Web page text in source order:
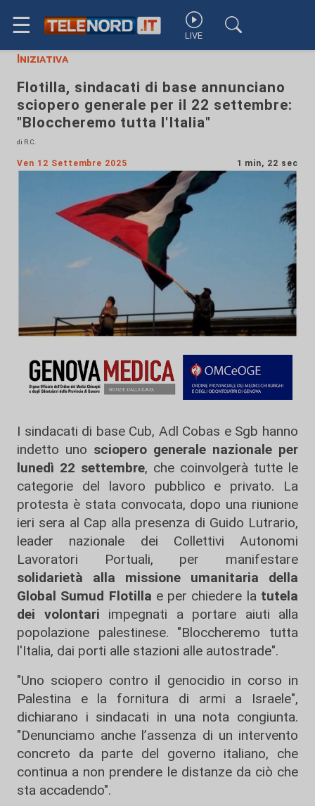
☰ LIVE
Iniziativa
Flotilla, sindacati di base annunciano
sciopero generale per il 22 settembre:
"Bloccheremo tutta l'Italia"
di R.C.
Ven 12 Settembre 2025 1 min, 22 sec
I sindacati di base Cub, Adl Cobas e Sgb hanno
indetto uno sciopero generale nazionale per
lunedì 22 settembre, che coinvolgerà tutte le
categorie del lavoro pubblico e privato. La
protesta è stata convocata, dopo una riunione
ieri sera al Cap alla presenza di Guido Lutrario,
leader nazionale dei Collettivi Autonomi
Lavoratori Portuali, per manifestare
solidarietà alla missione umanitaria della
Global Sumud Flotilla e per chiedere la tutela
dei volontari impegnati a portare aiuti alla
popolazione palestinese. "Bloccheremo tutta
l'Italia, dai porti alle stazioni alle autostrade".
"Uno sciopero contro il genocidio in corso in
Palestina e la fornitura di armi a Israele",
dichiarano i sindacati in una nota congiunta.
"Denunciamo anche l’assenza di un intervento
concreto da parte del governo italiano, che
continua a non prendere le distanze da ciò che
sta accadendo".